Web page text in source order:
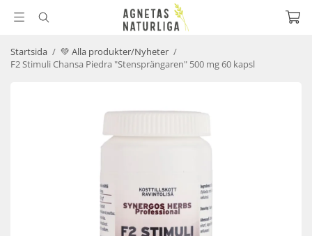
Startsida / 💚 Alla produkter/Nyheter /
F2 Stimuli Chansa Piedra "Stensprängaren" 500 mg 60 kapsl